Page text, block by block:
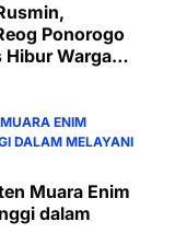
Ponorogo
Warga
ENIM
DALAM MELAYANI
Muara Enim
dalam